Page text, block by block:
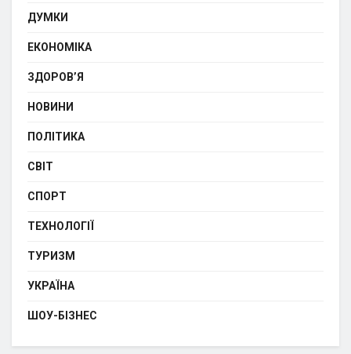
ДУМКИ
ЕКОНОМІКА
ЗДОРОВ’Я
НОВИНИ
ПОЛІТИКА
СВІТ
СПОРТ
ТЕХНОЛОГІЇ
ТУРИЗМ
УКРАЇНА
ШОУ-БІЗНЕС